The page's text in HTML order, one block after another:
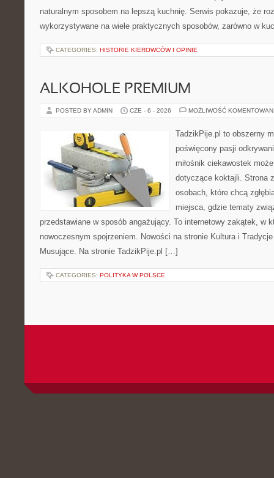
naturalnym sposobem na lepszą kuchnię. Serwis pokazuje, że
wykorzystywane na wiele praktycznych sposobów, zarówno w
CATEGORIES: HISTORIE KIEROWCÓW I OPINIE
ALKOHOLE PREMIUM
POSTED BY ADMIN CZE - 6 - 2026 MOŻLIWOŚĆ
TadzikPije.pl to obszerny
poświęcony pasji
miłośnik ciekawostek
dotyczące koktajli. Strona
osobach, które chcą
miejsca, gdzie tematy
przedstawiane w sposób angażujący. To internetowy zakątek, w
nowoczesnym spojrzeniem. Nowości na stronie Kultura i
Musujące. Na stronie TadzikPije.pl […]
CATEGORIES: POLITYKA W POLSCE